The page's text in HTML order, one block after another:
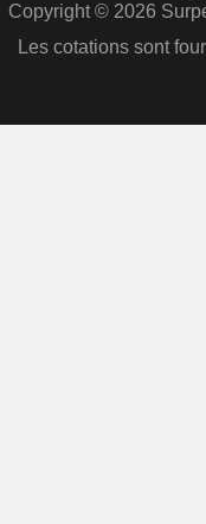
Copyright © 2026
Les cotations sont